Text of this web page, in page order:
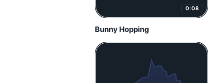
0:08
Bunny Hopping